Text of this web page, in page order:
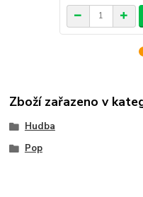
Zboží zařazeno v
Hudba
Pop